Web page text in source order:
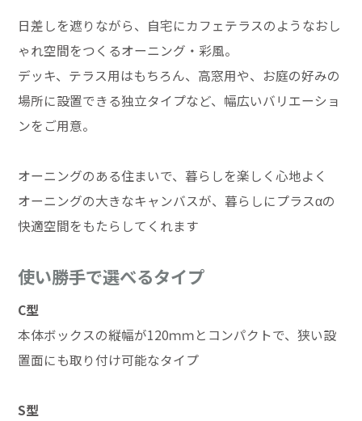
日差しを遮りながら、自宅にカフェテラスのようなおし
ゃれ空間をつくるオーニング・彩風。
デッキ、テラス用はもちろん、高窓用や、お庭の好みの
場所に設置できる独立タイプなど、幅広いバリエーショ
ンをご用意。
オーニングのある住まいで、暮らしを楽しく心地よく
オーニングの大きなキャンバスが、暮らしにプラスαの
快適空間をもたらしてくれます
使い勝手で選べるタイプ
C型
本体ボックスの縦幅が120ｍｍとコンパクトで、狭い設
置面にも取り付け可能なタイプ
S型